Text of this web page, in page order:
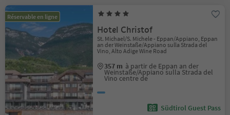
Réservable en ligne
Hotel Christof
St. Michael/S. Michele - Eppan/Appiano, Eppan
an der Weinstaße/Appiano sulla Strada del
Vino, Alto Adige Wine Road
357 m à partir de Eppan an der
Weinstaße/Appiano sulla Strada del
Vino centre de
Südtirol Guest Pass